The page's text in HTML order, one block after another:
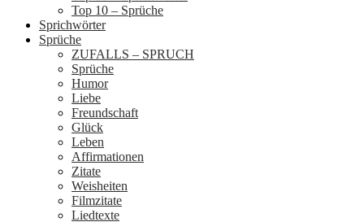
Top 10 – Sprüche
Sprichwörter
Sprüche
ZUFALLS – SPRUCH
Sprüche
Humor
Liebe
Freundschaft
Glück
Leben
Affirmationen
Zitate
Weisheiten
Filmzitate
Liedtexte